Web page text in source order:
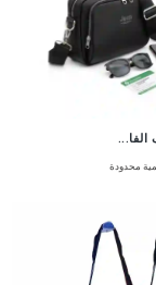
الفا...
محدودة